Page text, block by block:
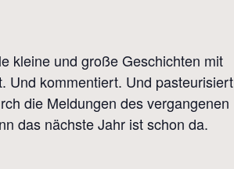
kleine und große Geschichten mit
Und kommentiert. Und pasteurisiert
die Meldungen des vergangenen
das nächste Jahr ist schon da.